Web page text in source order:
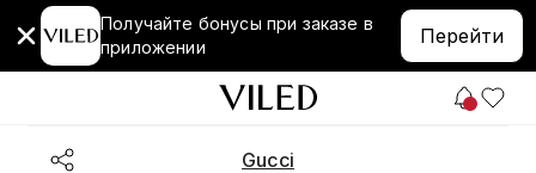
Получайте бонусы при заказе в
приложении
Перейти
Gucci